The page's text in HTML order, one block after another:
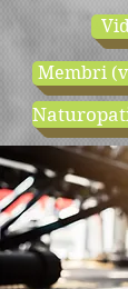
Membri
cours